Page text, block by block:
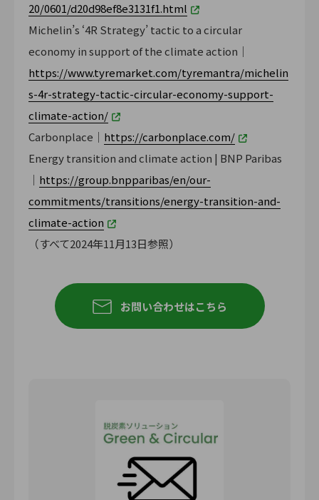
20/0601/d20d98ef8e3131f1.html
Michelin’s ‘4R Strategy’ tactic to a circular
economy in support of the climate action｜
https://www.tyremarket.com/tyremantra/michelin
s-4r-strategy-tactic-circular-economy-support-
climate-action/
Carbonplace｜ https://carbonplace.com/
Energy transition and climate action | BNP Paribas
｜ https://group.bnpparibas/en/our-
commitments/transitions/energy-transition-and-
climate-action
（すべて2024年11月13日参照）
お問い合わせはこちら